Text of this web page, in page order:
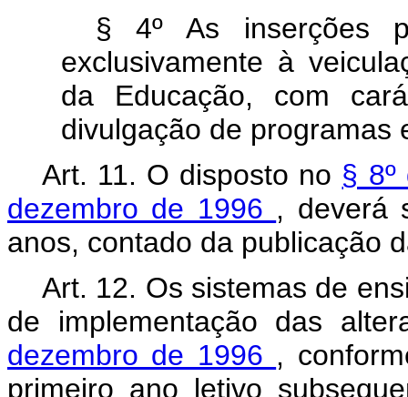
§ 4º As inserções
exclusivamente à
da Educação, com
divulgação de programas
Art. 11. O disposto no §
dezembro de 1996 , deverá
anos, contado da publicação
Art. 12. Os sistemas de
de implementação das
dezembro de 1996 ,
primeiro ano letivo